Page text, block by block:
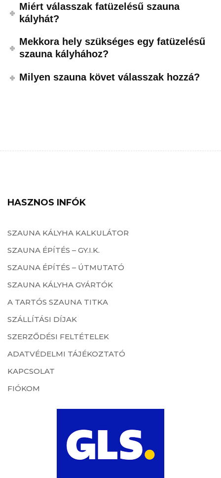
Miért válasszak fatüzelésű szauna
kályhát?
Mekkora hely szükséges egy fatüzelésű
szauna kályhához?
Milyen szauna követ válasszak hozzá?
HASZNOS INFÓK
SZAUNA KÁLYHA KALKULÁTOR
SZAUNA ÉPÍTÉS – GY.I.K.
SZAUNA ÉPÍTÉS – ÚTMUTATÓ
SZAUNA KÁLYHA GYÁRTÓK
A TARTÓS SZAUNA TITKA
SZÁLLÍTÁSI DÍJAK
SZERZŐDÉSI FELTÉTELEK
ADATVÉDELMI TÁJÉKOZTATÓ
KAPCSOLAT
FIÓKOM